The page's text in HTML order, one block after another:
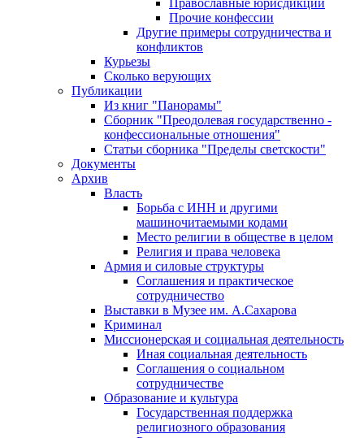
Православные юрисдикции
Прочие конфессии
Другие примеры сотрудничества и
конфликтов
Курьезы
Сколько верующих
Публикации
Из книг "Панорамы"
Сборник "Преодолевая государственно -
конфессиональные отношения"
Статьи сборника "Пределы светскости"
Документы
Архив
Власть
Борьба с ИНН и другими
машиночитаемыми кодами
Место религии в обществе в целом
Религия и права человека
Армия и силовые структуры
Соглашения и практическое
сотрудничество
Выставки в Музее им. А.Сахарова
Криминал
Миссионерская и социальная деятельность
Иная социальная деятельность
Соглашения о социальном
сотрудничестве
Образование и культура
Государственная поддержка
религиозного образования